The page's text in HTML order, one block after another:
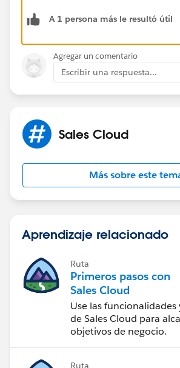
A 1 persona más le resultó útil
Agregar un comentario
Escribir una respuesta...
Sales Cloud
Más sobre este
Aprendizaje relacionado
Ruta
Primeros pasos con
Sales Cloud
Use las
de Sales Cloud para
objetivos de negocio.
Ruta